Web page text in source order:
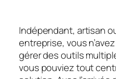
Indépendant, artisan
entreprise, vous
gérer des outils
vous pouviez tout